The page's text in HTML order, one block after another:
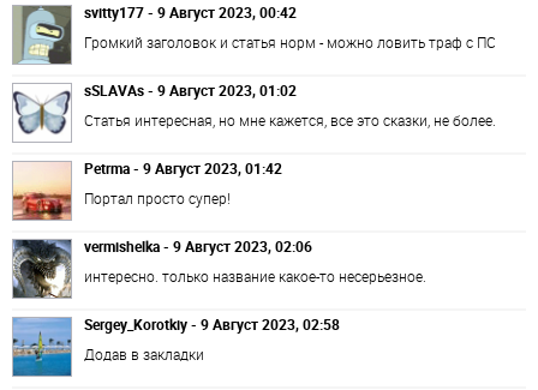
svitty177 - 9 Август 2023, 00:42
Громкий заголовок и статья норм - можно ловить траф с ПС
sSLAVAs - 9 Август 2023, 01:02
Статья интересная, но мне кажется, все это сказки, не более.
Petrma - 9 Август 2023, 01:42
Портал просто супер!
vermishelka - 9 Август 2023, 02:06
интересно. только название какое-то несерьезное.
Sergey_Korotkiy - 9 Август 2023, 02:58
Додав в закладки